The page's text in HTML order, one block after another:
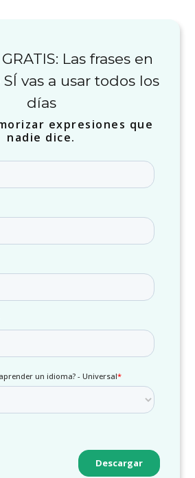
Las frases en
vas a usar todos los
días
expresiones que
nadie dice.